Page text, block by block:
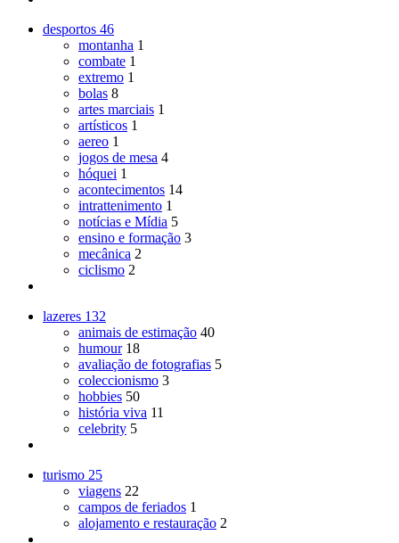
desportos 46
montanha 1
combate 1
extremo 1
bolas 8
artes marciais 1
artísticos 1
aereo 1
jogos de mesa 4
hóquei 1
acontecimentos 14
intrattenimento 1
notícias e Mídia 5
ensino e formação 3
mecânica 2
ciclismo 2
lazeres 132
animais de estimação 40
humour 18
avaliação de fotografias 5
coleccionismo 3
hobbies 50
história viva 11
celebrity 5
turismo 25
viagens 22
campos de feriados 1
alojamento e restauração 2